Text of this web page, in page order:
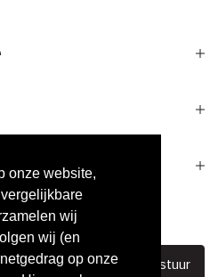
onze website,
wij
wij (en
op onze
Verstuur